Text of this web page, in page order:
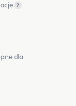
?
dla